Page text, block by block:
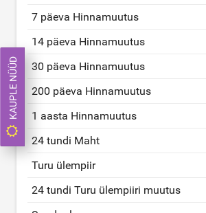
7 päeva Hinnamuutus
14 päeva Hinnamuutus
30 päeva Hinnamuutus
200 päeva Hinnamuutus
1 aasta Hinnamuutus
24 tundi Maht
Turu ülempiir
24 tundi Turu ülempiiri muutus
KAUPLE NÜÜD